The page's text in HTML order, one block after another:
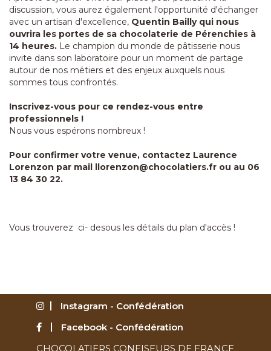
discussion, vous aurez également l'opportunité d'échanger
avec un artisan d'excellence, Quentin Bailly qui nous
ouvrira les portes de sa chocolaterie de Pérenchies à
14 heures. Le champion du monde de pâtisserie nous
invite dans son laboratoire pour un moment de partage
autour de nos métiers et des enjeux auxquels nous
sommes tous confrontés.
Inscrivez-vous pour ce rendez-vous entre
professionnels !
Nous vous espérons nombreux !
Pour confirmer votre venue, contactez Laurence
Lorenzon par mail llorenzon@chocolatiers.fr ou au 06
13 84 30 22.
Vous trouverez ci- desous les détails du plan d'accès !
Instagram - Confédération
Facebook - Confédération
CHOCOLATIERS CONFISEURS DE FRANCE